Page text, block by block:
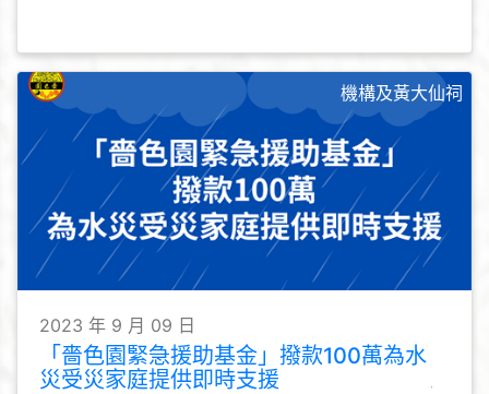
機構及黃大仙祠
2023 年 9 月 09 日
「嗇色園緊急援助基金」撥款100萬為水
災受災家庭提供即時支援